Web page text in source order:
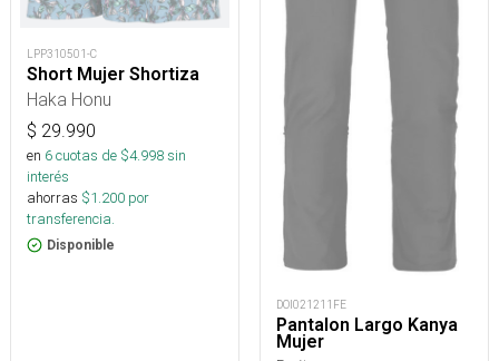
LPP310501-C
Short Mujer Shortiza
Haka Honu
$ 29.990
en 6cuotas de $4.998sin
interés
ahorras $1.200 por
transferencia.
Disponible
DOI021211FE
Pantalon Largo Kanya
Mujer